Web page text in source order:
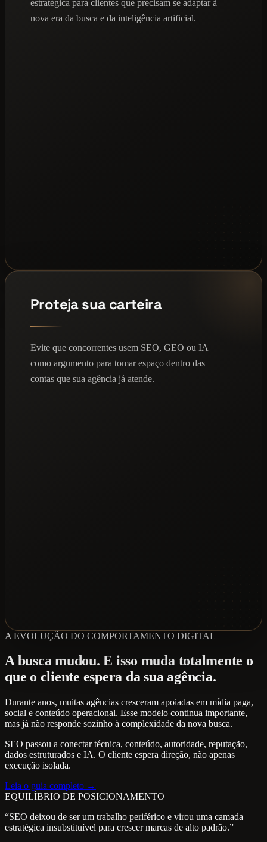
estratégica para clientes que precisam se adaptar à
nova era da busca e da inteligência artificial.
Proteja sua carteira
Evite que concorrentes usem SEO, GEO ou IA
como argumento para tomar espaço dentro das
contas que sua agência já atende.
A EVOLUÇÃO DO COMPORTAMENTO DIGITAL
A busca mudou. E isso muda totalmente o
que o cliente espera da sua agência.
Durante anos, muitas agências cresceram apoiadas em mídia paga,
social e conteúdo operacional. Esse modelo continua importante,
mas já não responde sozinho à complexidade da nova busca.
SEO passou a conectar técnica, conteúdo, autoridade, reputação,
dados estruturados e IA. O cliente espera direção, não apenas
execução isolada.
Leia o guia completo →
EQUILÍBRIO DE POSICIONAMENTO
“SEO deixou de ser um trabalho periférico e virou uma camada
estratégica insubstituível para crescer marcas de alto padrão.”